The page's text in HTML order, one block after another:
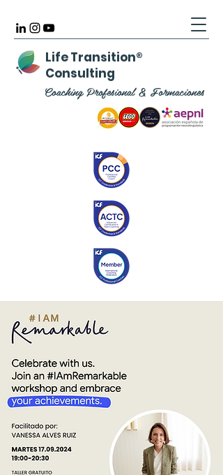
Life Transition®
Consulting
Coaching Profesional & Formaciones